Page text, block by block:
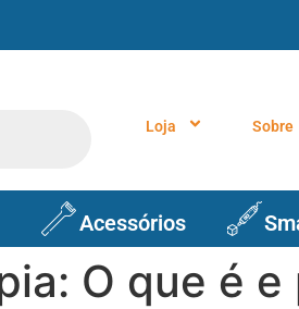
Loja Sobre
Acessórios
O que é e